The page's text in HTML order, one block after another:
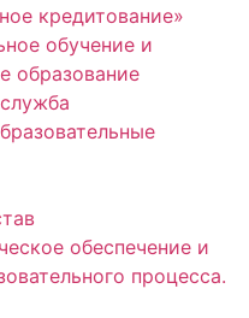
кредитование»
обучение и
образование
обеспечение и
процесса.